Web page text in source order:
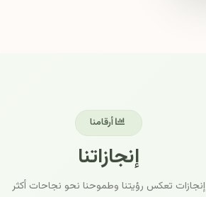
أرقامنا
إنجازاتنا
إنجازات تعكس رؤيتنا وطموحنا نحو نجاحات أكثر